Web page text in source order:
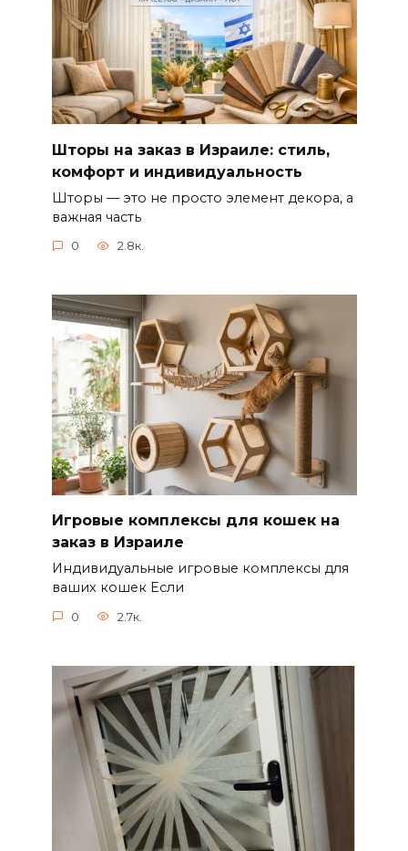
Шторы на заказ в Израиле: стиль,
комфорт и индивидуальность
Шторы — это не просто элемент декора, а
важная часть
0 2.8к.
Игровые комплексы для кошек на
заказ в Израиле
Индивидуальные игровые комплексы для
ваших кошек Если
0 2.7к.